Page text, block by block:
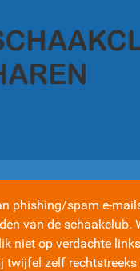
phishing/spam e-
van de schaakclub.
niet op verdachte
twijfel zelf